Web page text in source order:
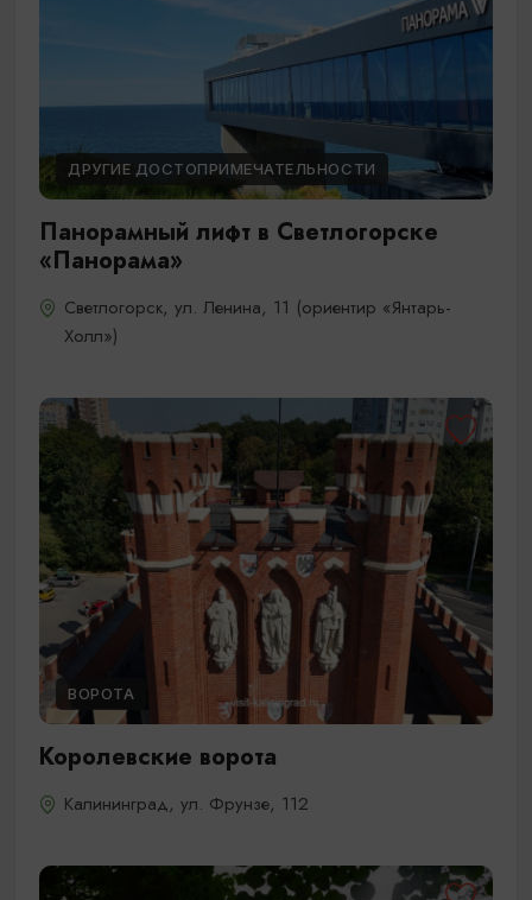
ДРУГИЕ ДОСТОПРИМЕЧАТЕЛЬНОСТИ
Панорамный лифт в Светлогорске
«Панорама»
Светлогорск, ул. Ленина, 11 (ориентир «Янтарь-
Холл»)
ВОРОТА
Королевские ворота
Калининград, ул. Фрунзе, 112